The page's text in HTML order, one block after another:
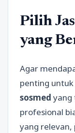
Pilih
yang
Agar
penting
sosmed yang
profesional
yang